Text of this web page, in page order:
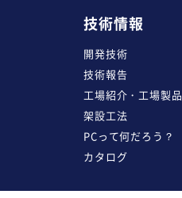
技術情報
開発技術
技術報告
工場紹介・工場製品
架設工法
PCって何だろう？
カタログ